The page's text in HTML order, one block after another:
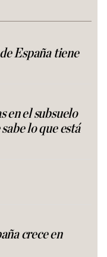
España tiene
en el subsuelo
lo que está
crece en